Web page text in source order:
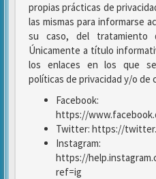
propias prácticas de
las mismas para informarse
su caso, del tratamiento
Únicamente a título
los enlaces en los que
políticas de privacidad y/o de
Facebook:
https://
Twitter: https://
Instagram:
https://
ref=ig